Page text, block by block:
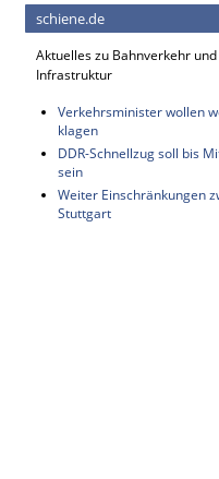
schiene.de
Aktuelles zu Bahnverkehr und
Infrastruktur
Verkehrsminister wollen
klagen
DDR-Schnellzug soll bis
sein
Weiter Einschränkungen
Stuttgart